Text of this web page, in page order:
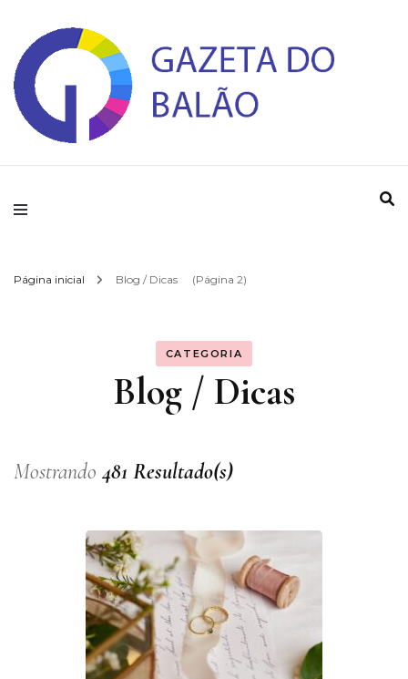
Gazeta do Balao
Página inicial Blog / Dicas (Página 2)
CATEGORIA
Blog / Dicas
Mostrando 481 Resultado(s)